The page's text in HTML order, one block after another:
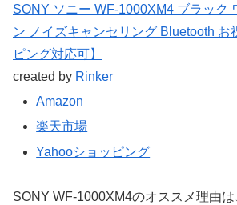
SONY ソニー WF-1000XM4 ブラック
ン ノイズキャンセリング Bluetooth お
ピング対応可】
created by Rinker
Amazon
楽天市場
Yahooショッピング
SONY WF-1000XM4のオススメ理由は